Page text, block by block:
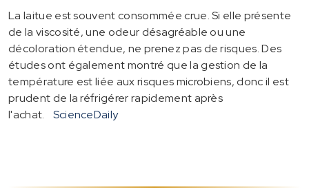
La laitue est souvent consommée crue. Si elle présente
de la viscosité, une odeur désagréable ou une
décoloration étendue, ne prenez pas de risques. Des
études ont également montré que la gestion de la
température est liée aux risques microbiens, donc il est
prudent de la réfrigérer rapidement après
l'achat.
ScienceDaily